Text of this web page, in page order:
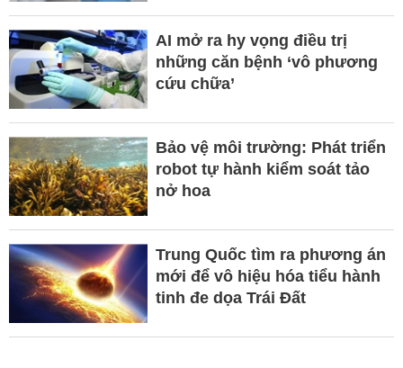
AI mở ra hy vọng điều trị
những căn bệnh ‘vô phương
cứu chữa’
Bảo vệ môi trường: Phát triển
robot tự hành kiểm soát tảo
nở hoa
Trung Quốc tìm ra phương án
mới để vô hiệu hóa tiểu hành
tinh đe dọa Trái Đất